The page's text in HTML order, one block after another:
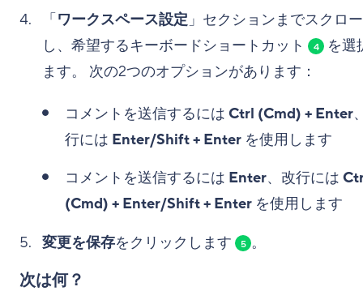
「ワークスペース設定 」セクションまでスクロ
し、希望するキーボードショートカット
4
を選
ます。 次の2つのオプションがあります：
コメントを送信するには Ctrl (Cmd) + Enter
行には Enter/Shift + Enter を使用します
コメントを送信するには Enter、改行には
(Cmd) + Enter/Shift + Enter を使用します
変更を保存をクリックします 5 。
次は何？